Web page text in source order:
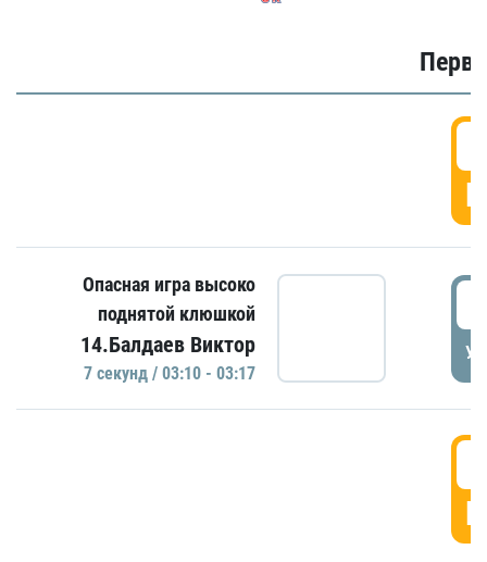
Опасная игра высоко
поднятой клюшкой
14.Балдаев Виктор
7 секунд / 03:10 - 03:17